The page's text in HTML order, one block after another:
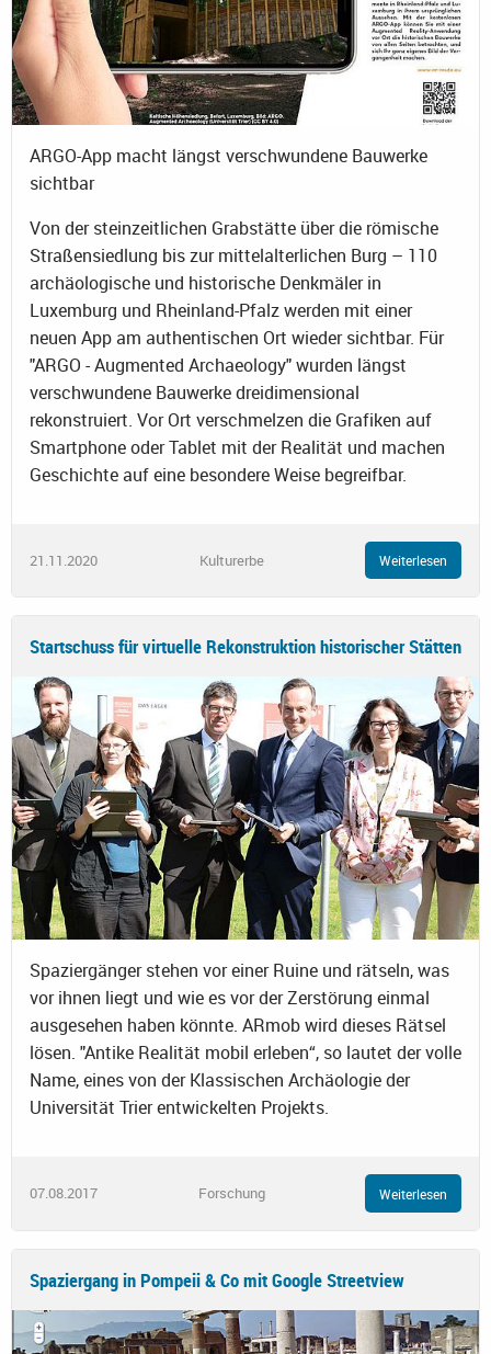
ARGO-App macht längst verschwundene Bauwerke
sichtbar
Von der steinzeitlichen Grabstätte über die römische
Straßensiedlung bis zur mittelalterlichen Burg – 110
archäologische und historische Denkmäler in
Luxemburg und Rheinland-Pfalz werden mit einer
neuen App am authentischen Ort wieder sichtbar. Für
"ARGO - Augmented Archaeology" wurden längst
verschwundene Bauwerke dreidimensional
rekonstruiert. Vor Ort verschmelzen die Grafiken auf
Smartphone oder Tablet mit der Realität und machen
Geschichte auf eine besondere Weise begreifbar.
21.11.2020 Kulturerbe Weiterlesen
Startschuss für virtuelle Rekonstruktion historischer Stätten
Spaziergänger stehen vor einer Ruine und rätseln, was
vor ihnen liegt und wie es vor der Zerstörung einmal
ausgesehen haben könnte. ARmob wird dieses Rätsel
lösen. "Antike Realität mobil erleben“, so lautet der volle
Name, eines von der Klassischen Archäologie der
Universität Trier entwickelten Projekts.
07.08.2017 Forschung Weiterlesen
Spaziergang in Pompeii & Co mit Google Streetview